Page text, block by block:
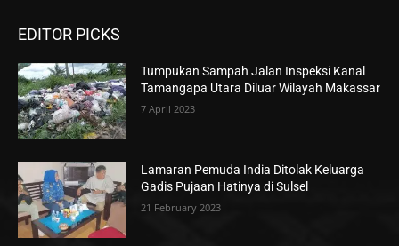
EDITOR PICKS
Tumpukan Sampah Jalan Inspeksi Kanal
Tamangapa Utara Diluar Wilayah Makassar
7 April 2023
Lamaran Pemuda India Ditolak Keluarga
Gadis Pujaan Hatinya di Sulsel
21 February 2023